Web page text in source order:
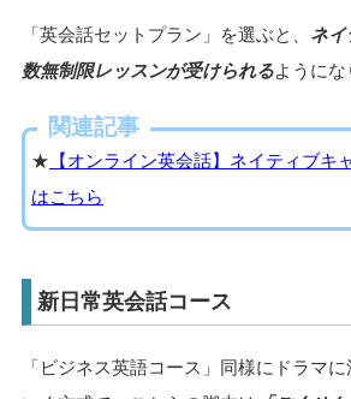
「英会話セットプラン」を選ぶと、 ネイ
数無制限レッスンが受けられるようにな
関連記事
★ 【オンライン英会話】ネイティブキ
はこちら
新日常英会話コース
「ビジネス英語コース」同様にドラマ